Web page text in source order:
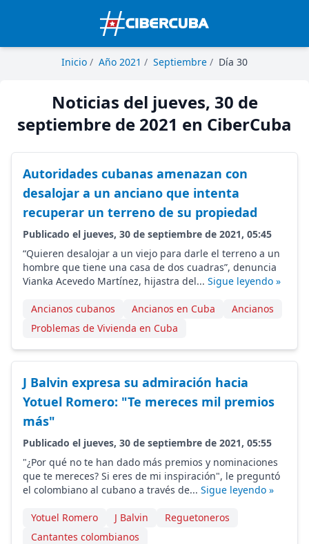
Inicio / Año 2021 / Septiembre / Día 30
Noticias del jueves, 30 de
septiembre de 2021 en CiberCuba
Autoridades cubanas amenazan con
desalojar a un anciano que intenta
recuperar un terreno de su propiedad
Publicado el jueves, 30 de septiembre de 2021, 05:45
“Quieren desalojar a un viejo para darle el terreno a un
hombre que tiene una casa de dos cuadras”, denuncia
Vianka Acevedo Martínez, hijastra del... Sigue leyendo »
Ancianos cubanos Ancianos en Cuba
Ancianos
Problemas de Vivienda en Cuba
J Balvin expresa su admiración hacia
Yotuel Romero: "Te mereces mil premios
más"
Publicado el jueves, 30 de septiembre de 2021, 05:55
"¿Por qué no te han dado más premios y nominaciones
que te mereces? Si eres de mi inspiración", le preguntó
el colombiano al cubano a través de... Sigue leyendo »
Yotuel Romero J Balvin
Reguetoneros
Cantantes colombianos